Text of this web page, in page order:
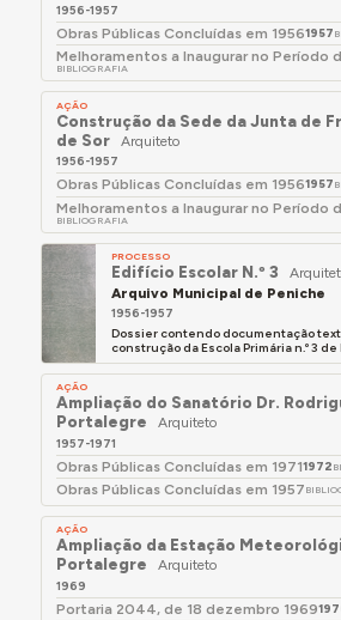
1956-1957
Obras Públicas Concluídas em 19561957
Melhoramentos a Inaugurar no Período
BIBLIOGRAFIA
AÇÃO
Construção da Sede da Junta de
de Sor
Arquiteto
1956-1957
Obras Públicas Concluídas em 19561957
Melhoramentos a Inaugurar no Período
BIBLIOGRAFIA
PROCESSO
Edifício Escolar N.º 3
Arquivo Municipal de Peniche
1956-1957
Dossier contendo documentação
construção da Escola Primária n.º 3
AÇÃO
Ampliação do Sanatório Dr.
Portalegre
Arquiteto
1957-1971
Obras Públicas Concluídas em 19711972
Obras Públicas Concluídas em 1957
AÇÃO
Ampliação da Estação
Portalegre
Arquiteto
1969
Portaria 2044, de 18 dezembro 1969